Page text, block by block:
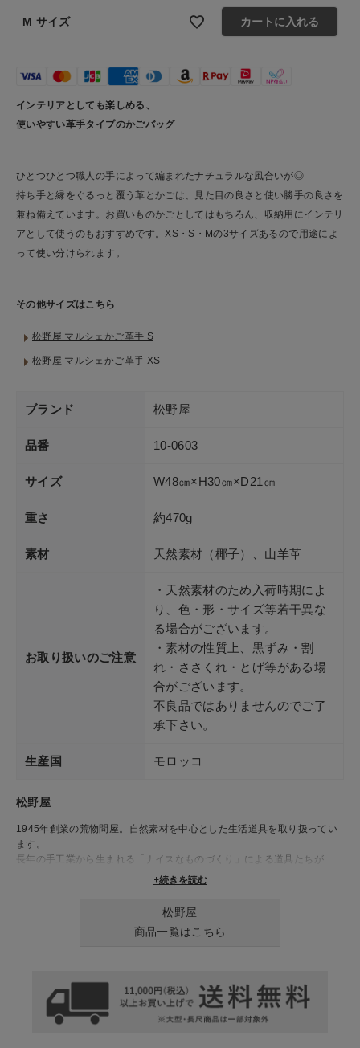
全ての商品
ご利用ガイド
ショップリスト
M サイズ カートに入れる
インテリアとしても楽しめる、
使いやすい革手タイプのかごバッグ
ひとつひとつ職人の手によって編まれたナチュラルな風合いが◎
持ち手と縁をぐるっと覆う革とかごは、見た目の良さと使い勝手の良さを
兼ね備えています。お買いものかごとしてはもちろん、収納用にインテリ
アとして使うのもおすすめです。XS・S・Mの3サイズあるので用途によ
って使い分けられます。
その他サイズはこちら
松野屋 マルシェかご革手 S
松野屋 マルシェかご革手 XS
ブランド 松野屋
品番 10-0603
サイズ W48㎝×H30㎝×D21㎝
重さ 約470g
素材 天然素材（椰子）、山羊革
お取り扱いのご注意
・天然素材のため入荷時期によ
り、色・形・サイズ等若干異な
る場合がございます。
・素材の性質上、黒ずみ・割
れ・ささくれ・とげ等がある場
合がございます。
不良品ではありませんのでご了
承下さい。
生産国 モロッコ
松野屋
1945年創業の荒物問屋。自然素材を中心とした生活道具を取り扱ってい
ます。
長年の手工業から生まれる「ナイスなものづくり」による道具たちが、
+続きを読む
松野屋
商品一覧はこちら